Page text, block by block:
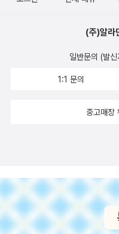
(주)알라
일반문의 (발
1:1 문의
중고매장